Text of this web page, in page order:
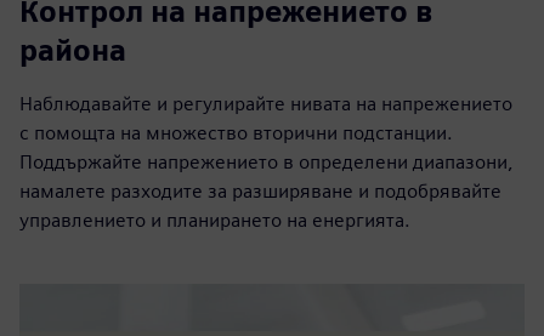
Контрол на напрежението в
района
Наблюдавайте и регулирайте нивата на напрежението
с помощта на множество вторични подстанции.
Поддържайте напрежението в определени диапазони,
намалете разходите за разширяване и подобрявайте
управлението и планирането на енергията.